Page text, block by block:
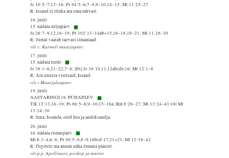
Js 10:5–7,13–16; Ps 94:5–6,7–8,9–10,14–15; Mt 11:25–27
R: Issand ei tõuka ära oma rahvast.
16. juuli
15. nädala neljapäev
Js 26:7–9,12,16–19; Ps 102:13–14ab+15,16–18,19–21; Mt 11:28–30
R: Jumal vaatab taevast ilmamaad.
või v: Karmeli maarjapäev
17. juuli
15. nädala reede
Js 38:1–6,21–22,7–8; [Ps] Js 38:10,11,12abcde,16; Mt 12:1–8
R: Ära unusta viletsaid, Issand.
või v Maarjalaupäev
19. juuli
AASTARINGI 16. PÜHAPÄEV
Trk 12:13,16–19; Ps 86:5–6,9–10,15–16a; Rm 8:26–27; Mt 13:24–43 või Mt
13:24–30
R: Sina, Issanda, oled hea ja andeksandja.
20. juuli
16. nädala esmaspäev
Mi 6:1–4,6–8; Ps 50:5–6,8–9,16bcd-17,21+23; Mt 12:38–42
R: Õigetele ma annan näha Jumala päästet.
või p p. Apollinare, piiskop ja märter